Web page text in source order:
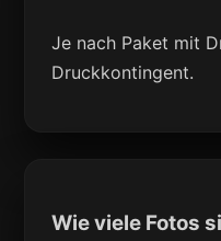
Je nach Paket mit
Druckkontingent.
Wie viele Fotos